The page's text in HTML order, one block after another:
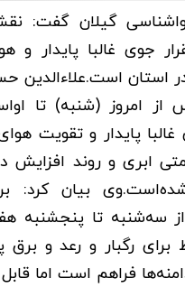
گیلان گفت:
جوی غالبا پایدار و
استان است.علاء‌الدین
از امروز (شنبه) تا
پایدار و تقویت
بیان کرد:
سه‌شنبه تا پنجشنبه
برای رگبار و رعد و برق
فراهم است اما